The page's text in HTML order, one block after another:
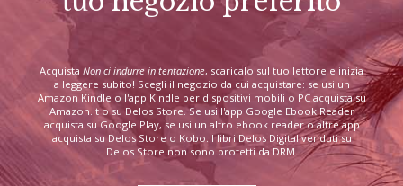
Acquista Non ci indurre in tentazione, scaricalo sul tuo lettore e inizia
a leggere subito! Scegli il negozio da cui acquistare: se usi un
Amazon Kindle o l'app Kindle per dispositivi mobili o PC acquista su
Amazon.it o su Delos Store. Se usi l'app Google Ebook Reader
acquista su Google Play, se usi un altro ebook reader o altre app
acquista su Delos Store o Kobo. I libri Delos Digital venduti su
Delos Store non sono protetti da DRM.